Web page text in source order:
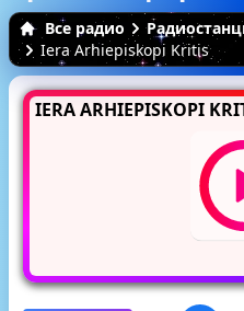
Все радио
Iera Arhiepiskopi Kritis
IERA ARHIEPISKOPI